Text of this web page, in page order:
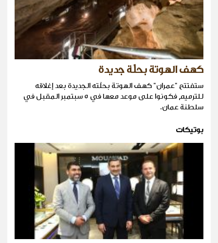
كهف الهوتة بحلّة جديدة
ستفتتح "عمران" كهف الهوتة بحلّته الجديدة بعد إغلاقه
للترميم فكونوا على موعد معها في 5 سبتمبر المقبل في
سلطنة عمان.
بوتيكات